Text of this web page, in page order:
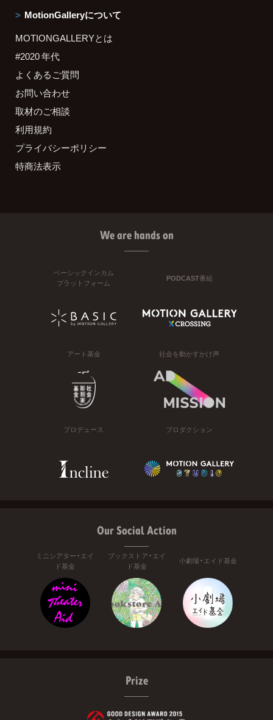
MotionGalleryについて
MOTIONGALLERYとは
#2020 年代
よくあるご質問
お問い合わせ
取材のご相談
利用規約
プライバシーポリシー
特商法表示
We are hands on
ベーシックインカム
プラットフォーム
PODCAST番組
アート基金 社会を動かすかけ声
プロデュース プロダクション
Our Social Action
ミニシアター・エイ
ド基金
ブックストア・エイ
ド基金
小劇場・エイド基金
Prize